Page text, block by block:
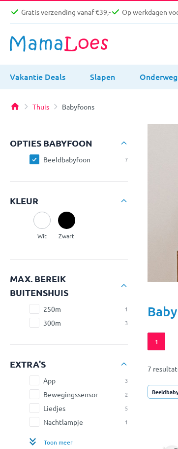
Gratis verzending vanaf €39,- Op werkdagen
Vakantie Deals Slapen Onderweg
Thuis Babyfoons
OPTIES BABYFOON
Beeldbabyfoon 7
KLEUR
Wit Zwart
MAX. BEREIK
BUITENSHUIS
250m 1
300m 3
EXTRA'S
App 3
Bewegingssensor 2
Liedjes 5
Nachtlampje 1
Toon meer
1
7